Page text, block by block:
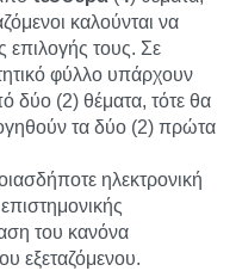
καλούνται να
επιλογής τους. Σε
φύλλο υπάρχουν
δύο (2) θέματα, τότε θα
τα δύο (2) πρώτα
ηλεκτρονική
του κανόνα
εξεταζόμενου.